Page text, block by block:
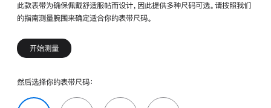
此款表带为确保佩戴舒适服帖而设计，因此提供多种尺码可选。请按照我们
的指南测量腕围来确定适合你的表带尺码。
开始测量
然后选择你的表带尺码：